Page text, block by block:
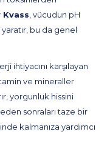
Kvass , vücudun pH
bu da genel
ihtiyacını karşılayan
ve mineraller
yorgunluk hissini
sonraları taze bir
kalmanıza yardımcı